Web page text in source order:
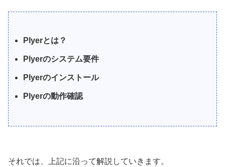
Plyerとは？
Plyerのシステム要件
Plyerのインストール
Plyerの動作確認
それでは、上記に沿って解説していきます。